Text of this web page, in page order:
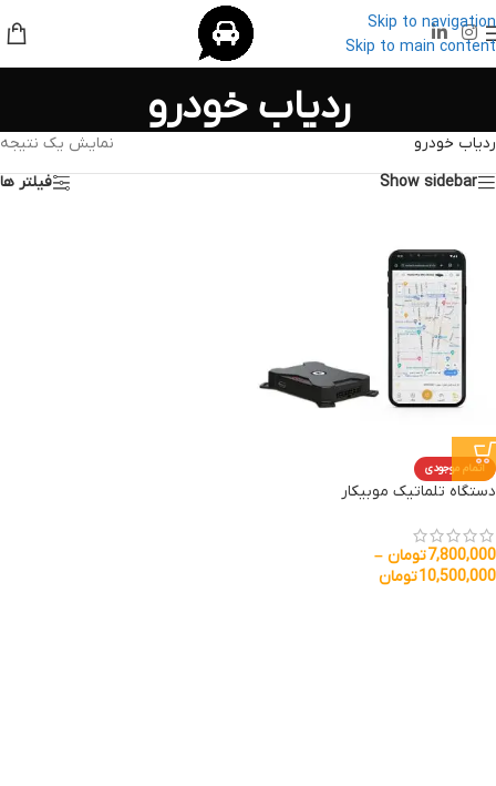
Skip to navigation
Skip to main content
ردیاب خودرو
ردیاب خودرو
نمایش یک نتیجه
Show sidebar
فیلتر ها
اتمام موجودی
دستگاه تلماتیک موبیکار
7,800,000تومان –
10,500,000تومان